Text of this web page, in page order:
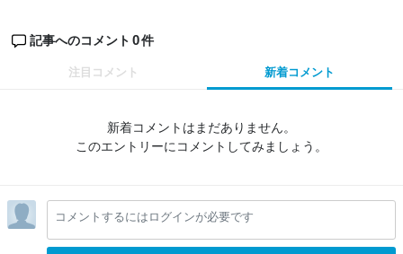
記事へのコメント 0件
注目コメント 新着コメント
新着コメントはまだありません。
このエントリーにコメントしてみましょう。
コメントするにはログインが必要です